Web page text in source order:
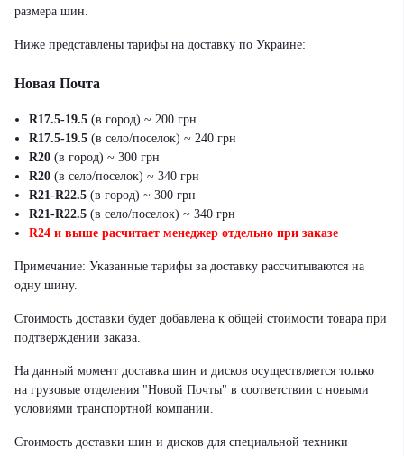
размера шин.
Ниже представлены тарифы на доставку по Украине:
Новая Почта
R17.5-19.5 (в город) ~ 200 грн
R17.5-19.5 (в село/поселок) ~ 240 грн
R20 (в город) ~ 300 грн
R20 (в село/поселок) ~ 340 грн
R21-R22.5 (в город) ~ 300 грн
R21-R22.5 (в село/поселок) ~ 340 грн
R24 и выше расчитает менеджер отдельно при заказе
Примечание: Указанные тарифы за доставку рассчитываются на
одну шину.
Стоимость доставки будет добавлена к общей стоимости товара при
подтверждении заказа.
На данный момент доставка шин и дисков осуществляется только
на грузовые отделения "Новой Почты" в соответствии с новыми
условиями транспортной компании.
Стоимость доставки шин и дисков для специальной техники